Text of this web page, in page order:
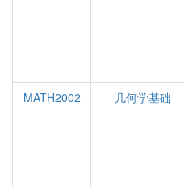
MATH2002
几何学基础